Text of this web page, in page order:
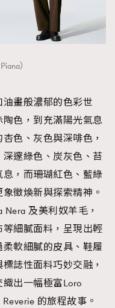
）
畫般濃郁的色彩世
色，到充滿陽光氣息
色、灰色與深啡色，
邃綠色、炭灰色、苔
，而珊瑚紅色、藍綠
徵煥新與探索精神。
及美利奴羊毛，
細膩面料，呈現出輕
軟細膩的皮具、鞋履
誌性面料巧妙交融，
出一幅極富Loro
的旅程故事。